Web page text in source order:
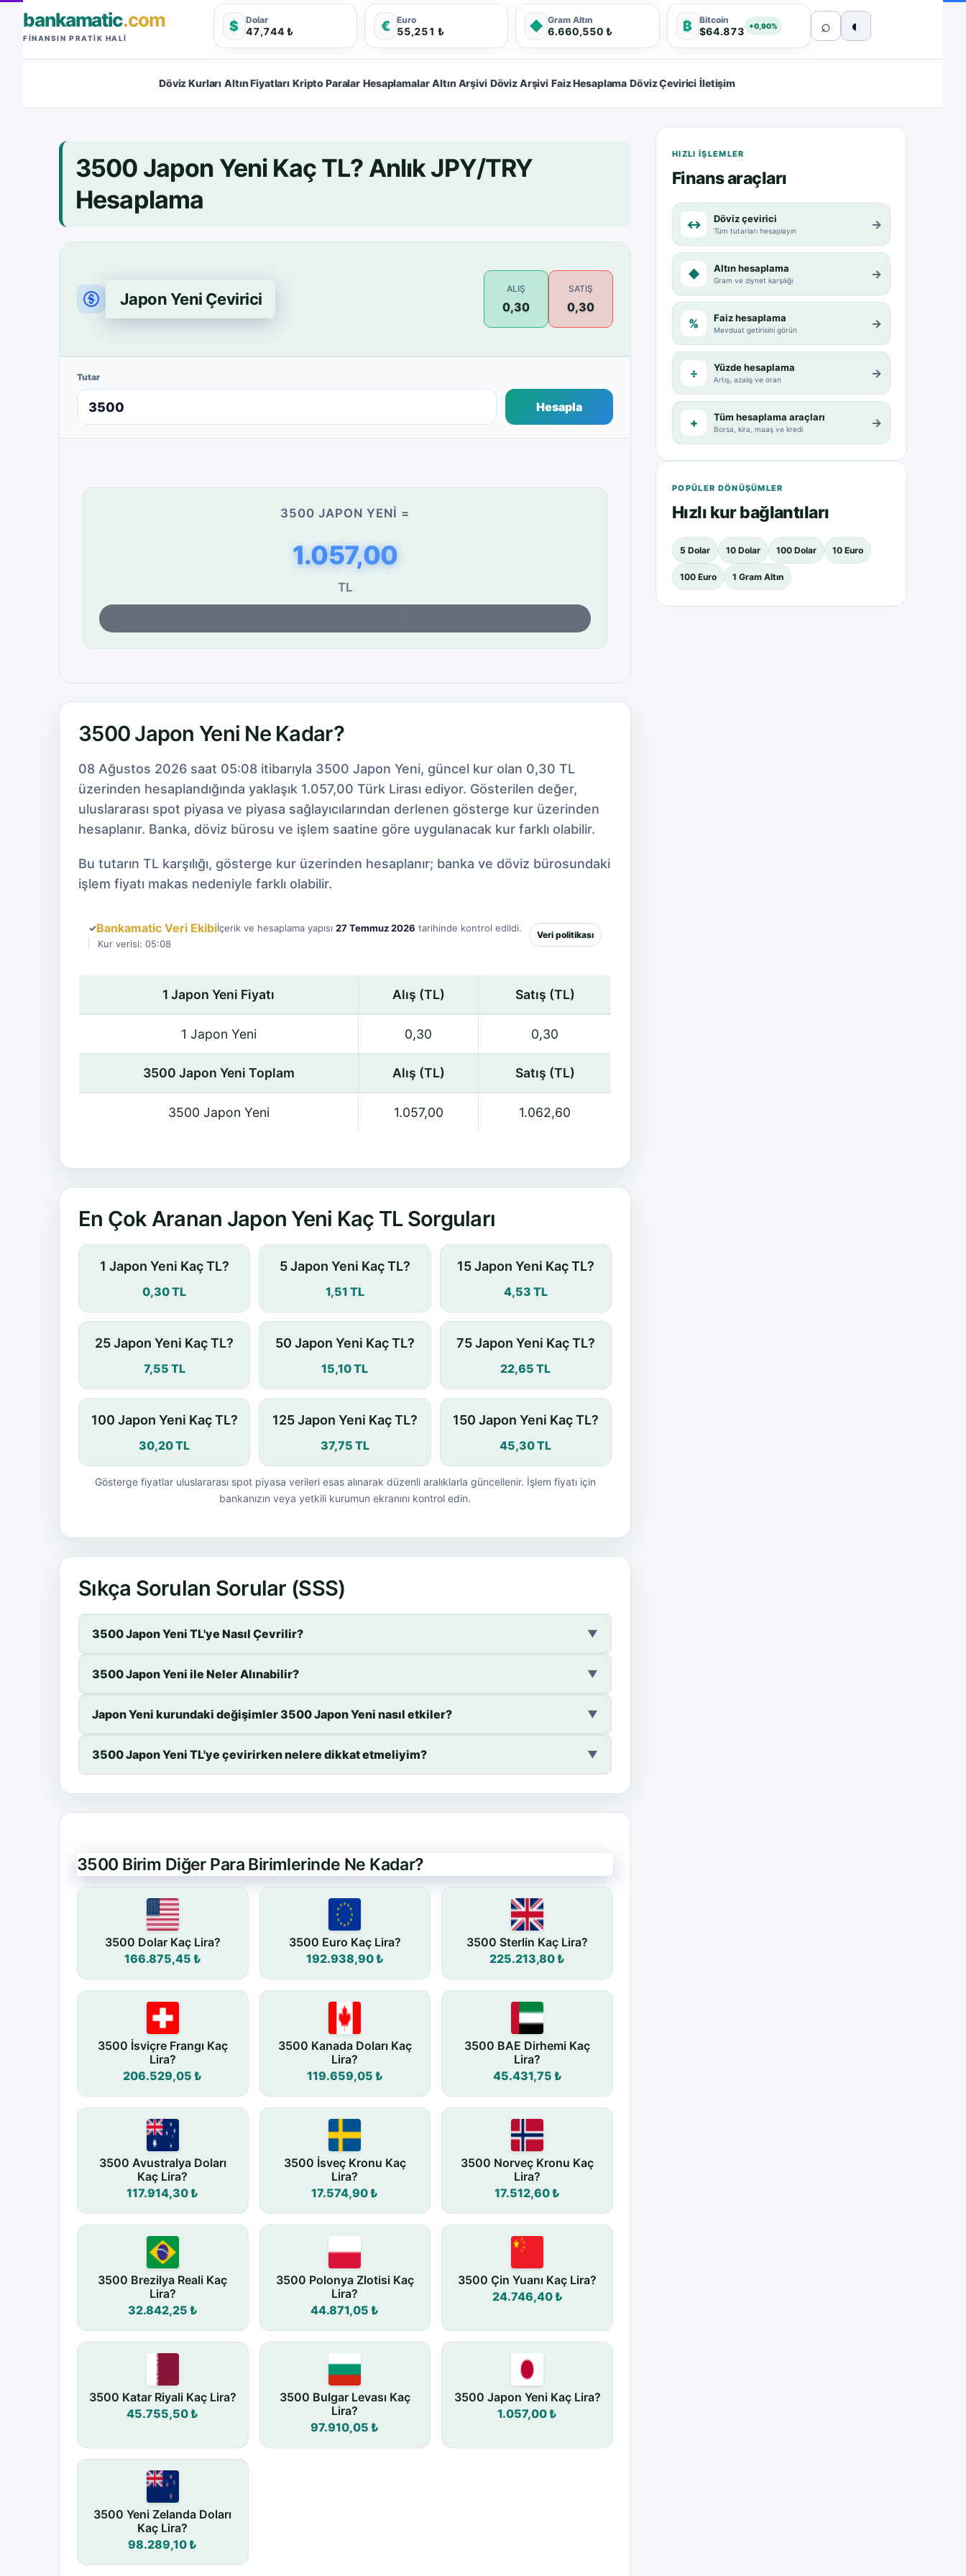
bankamatic.com
FINANSIN PRATIK HALI
$ Dolar
47,744 ₺ € Euro
55,251 ₺ ◆ Gram Altın
6.660,550 ₺ ₿ Bitcoin
$64.873 +0,90% ⌕ ◐
Döviz Kurları Altın Fiyatları Kripto Paralar Hesaplamalar Altın Arşivi Döviz Arşivi Faiz Hesaplama Döviz Çevirici İletişim
3500 Japon Yeni Kaç TL? Anlık JPY/TRY
Hesaplama
Japon Yeni Çevirici
ALIŞ
0,30
SATIŞ
0,30
Tutar
Hesapla
3500 JAPON YENI =
1.057,00
TL
3500 Japon Yeni Ne Kadar?
08 Ağustos 2026 saat 05:08 itibarıyla 3500 Japon Yeni, güncel kur olan 0,30 TL
üzerinden hesaplandığında yaklaşık 1.057,00 Türk Lirası ediyor. Gösterilen değer,
uluslararası spot piyasa ve piyasa sağlayıcılarından derlenen gösterge kur üzerinden
hesaplanır. Banka, döviz bürosu ve işlem saatine göre uygulanacak kur farklı olabilir.
Bu tutarın TL karşılığı, gösterge kur üzerinden hesaplanır; banka ve döviz bürosundaki
işlem fiyatı makas nedeniyle farklı olabilir.
✓Bankamatic Veri Ekibiİçerik ve hesaplama yapısı 27 Temmuz 2026 tarihinde kontrol edildi.
Kur verisi: 05:08
Veri politikası
1 Japon Yeni Fiyatı Alış (TL) Satış (TL)
1 Japon Yeni 0,30 0,30
3500 Japon Yeni Toplam Alış (TL) Satış (TL)
3500 Japon Yeni 1.057,00 1.062,60
En Çok Aranan Japon Yeni Kaç TL Sorguları
1 Japon Yeni Kaç TL?
0,30 TL
5 Japon Yeni Kaç TL?
1,51 TL
15 Japon Yeni Kaç TL?
4,53 TL
25 Japon Yeni Kaç TL?
7,55 TL
50 Japon Yeni Kaç TL?
15,10 TL
75 Japon Yeni Kaç TL?
22,65 TL
100 Japon Yeni Kaç TL?
30,20 TL
125 Japon Yeni Kaç TL?
37,75 TL
150 Japon Yeni Kaç TL?
45,30 TL
Gösterge fiyatlar uluslararası spot piyasa verileri esas alınarak düzenli aralıklarla güncellenir. İşlem fiyatı için
bankanızın veya yetkili kurumun ekranını kontrol edin.
Sıkça Sorulan Sorular (SSS)
3500 Japon Yeni TL'ye Nasıl Çevrilir? ▼
3500 Japon Yeni ile Neler Alınabilir? ▼
Japon Yeni kurundaki değişimler 3500 Japon Yeni nasıl etkiler? ▼
3500 Japon Yeni TL'ye çevirirken nelere dikkat etmeliyim? ▼
3500 Birim Diğer Para Birimlerinde Ne Kadar?
3500 Dolar Kaç Lira?
166.875,45 ₺
3500 Euro Kaç Lira?
192.938,90 ₺
3500 Sterlin Kaç Lira?
225.213,80 ₺
3500 İsviçre Frangı Kaç
Lira?
206.529,05 ₺
3500 Kanada Doları Kaç
Lira?
119.659,05 ₺
3500 BAE Dirhemi Kaç
Lira?
45.431,75 ₺
3500 Avustralya Doları
Kaç Lira?
117.914,30 ₺
3500 İsveç Kronu Kaç
Lira?
17.574,90 ₺
3500 Norveç Kronu Kaç
Lira?
17.512,60 ₺
3500 Brezilya Reali Kaç
Lira?
32.842,25 ₺
3500 Polonya Zlotisi Kaç
Lira?
44.871,05 ₺
3500 Çin Yuanı Kaç Lira?
24.746,40 ₺
3500 Katar Riyali Kaç Lira?
45.755,50 ₺
3500 Bulgar Levası Kaç
Lira?
97.910,05 ₺
3500 Japon Yeni Kaç Lira?
1.057,00 ₺
3500 Yeni Zelanda Doları
Kaç Lira?
98.289,10 ₺
HIZLI IŞLEMLER
Finans araçları
↔ Döviz çevirici
Tüm tutarları hesaplayın →
◆ Altın hesaplama
Gram ve ziynet karşılığı →
% Faiz hesaplama
Mevduat getirisini görün →
÷ Yüzde hesaplama
Artış, azalış ve oran →
+ Tüm hesaplama araçları
Borsa, kira, maaş ve kredi →
POPÜLER DÖNÜŞÜMLER
Hızlı kur bağlantıları
5 Dolar 10 Dolar 100 Dolar 10 Euro
100 Euro 1 Gram Altın